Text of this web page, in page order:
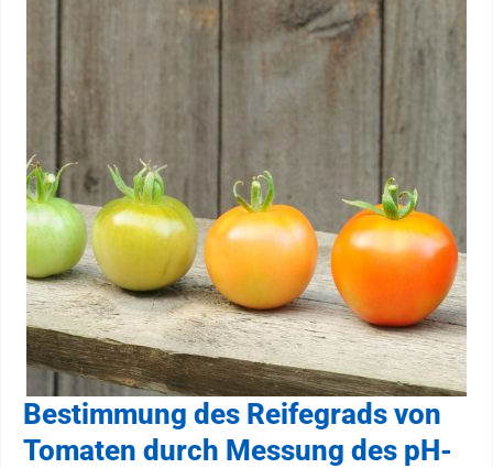
Bestimmung des Reifegrads von
Tomaten durch Messung des pH-